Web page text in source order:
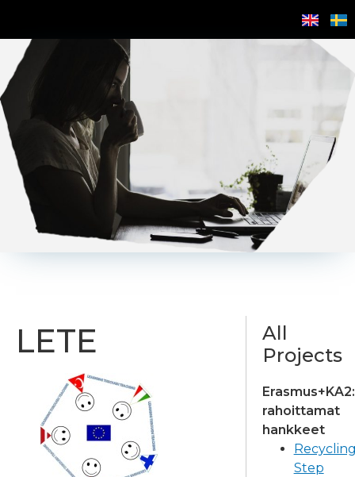
LETE
All
Projects
rahoittamat
hankkeet
Step